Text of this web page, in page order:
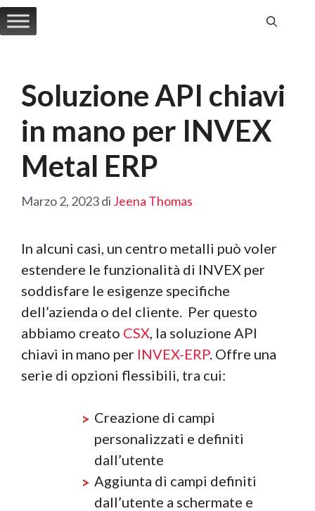
Vai
al
Soluzione API chiavi
in mano per INVEX
Metal ERP
Marzo 2, 2023di Jeena Thomas
In alcuni casi, un centro metalli può voler
estendere le funzionalità di INVEX per
soddisfare le esigenze specifiche
dell’azienda o del cliente. Per questo
abbiamo creato CSX, la soluzione API
chiavi in mano per INVEX-ERP. Offre una
serie di opzioni flessibili, tra cui:
Creazione di campi
personalizzati e definiti
dall’utente
Aggiunta di campi definiti
dall’utente a schermate e